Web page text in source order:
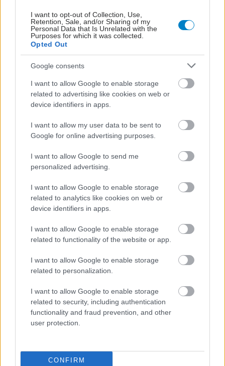
I want to opt-out of Collection, Use,
Retention, Sale, and/or Sharing of my
Personal Data that Is Unrelated with the
Purposes for which it was collected.
Opted Out
Google consents
I want to allow Google to enable storage
related to advertising like cookies on web or
device identifiers in apps.
I want to allow my user data to be sent to
Google for online advertising purposes.
I want to allow Google to send me
personalized advertising.
I want to allow Google to enable storage
related to analytics like cookies on web or
device identifiers in apps.
I want to allow Google to enable storage
related to functionality of the website or app.
I want to allow Google to enable storage
related to personalization.
I want to allow Google to enable storage
related to security, including authentication
functionality and fraud prevention, and other
user protection.
CONFIRM
κλινικές μελέτες για το
πολλαπλό μυέλωμα -
Μάρτιος, μήνας
ΔΕΙΤΕ ΕΠΙΣΗΣ